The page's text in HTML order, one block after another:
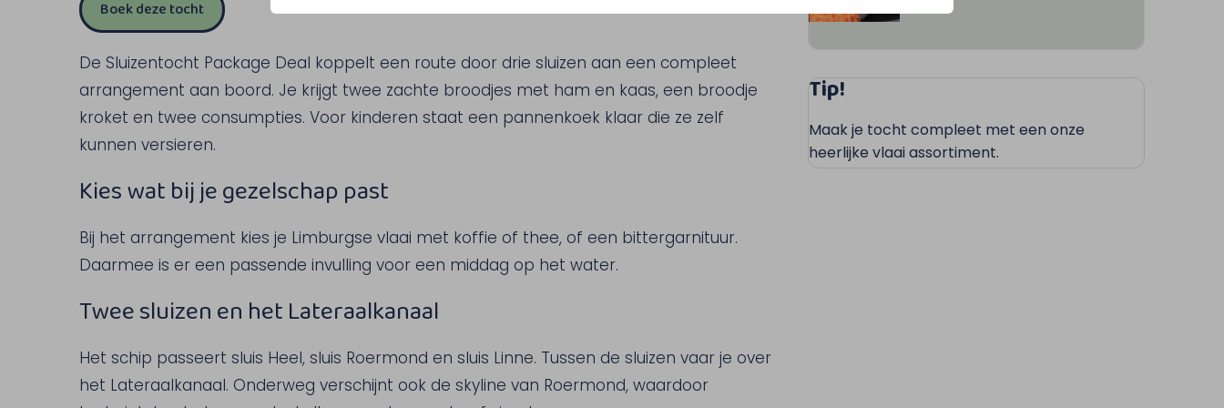
Boek deze tocht
De Sluizentocht Package Deal koppelt een route door drie sluizen aan een compleet
arrangement aan boord. Je krijgt twee zachte broodjes met ham en kaas, een broodje
kroket en twee consumpties. Voor kinderen staat een pannenkoek klaar die ze zelf
kunnen versieren.
Kies wat bij je gezelschap past
Bij het arrangement kies je Limburgse vlaai met koffie of thee, of een bittergarnituur.
Daarmee is er een passende invulling voor een middag op het water.
Twee sluizen en het Lateraalkanaal
Het schip passeert sluis Heel, sluis Roermond en sluis Linne. Tussen de sluizen vaar je over
het Lateraalkanaal. Onderweg verschijnt ook de skyline van Roermond, waardoor
Tip!
Maak je tocht compleet met een onze
heerlijke vlaai assortiment.